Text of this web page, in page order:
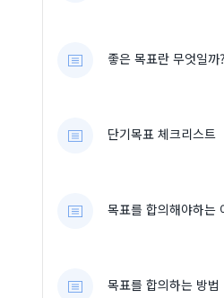
좋은 목표란 무엇일
단기목표 체크리스트
목표를 합의해야하는
목표를 합의하는 방법